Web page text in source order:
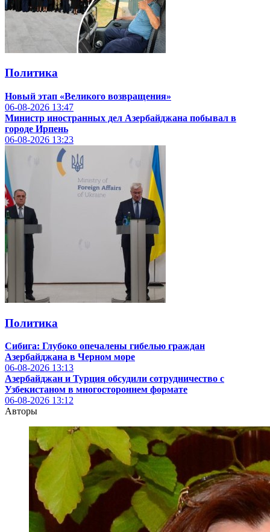
Политика
Новый этап «Великого возвращения»
06-08-2026 13:47
Министр иностранных дел Азербайджана побывал в
городе Ирпень
06-08-2026 13:23
Политика
Сибига: Глубоко опечалены гибелью граждан
Азербайджана в Черном море
06-08-2026 13:13
Азербайджан и Турция обсудили сотрудничество с
Узбекистаном в многостороннем формате
06-08-2026 13:12
Авторы